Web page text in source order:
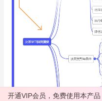
开通VIP会员，免费使用本产品